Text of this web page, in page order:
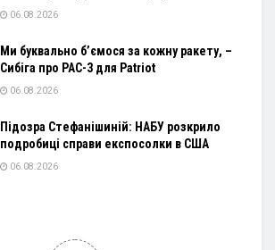
06.08.2026
Ми буквально б’ємося за кожну ракету, –
Сибіга про PAC-3 для Patriot
06.08.2026
Підозра Стефанішиній: НАБУ розкрило
подробиці справи експосолки в США
06.08.2026